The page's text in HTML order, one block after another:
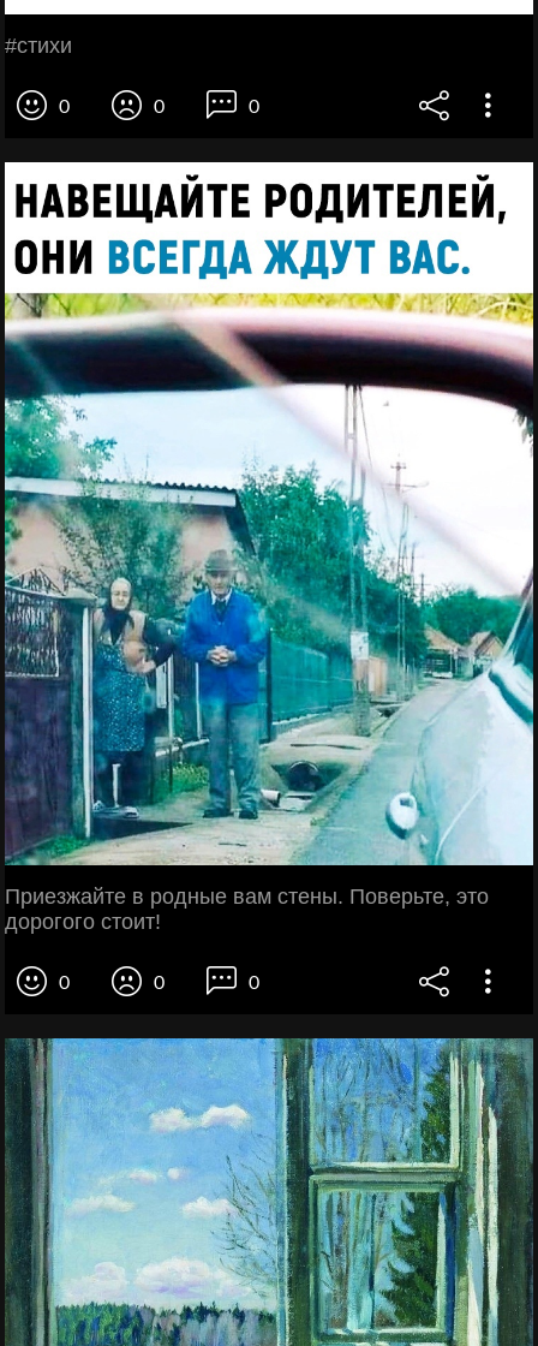
#стихи
0 0 0
Приезжайте в родные вам стены. Поверьте, это
дорогого стоит!
0 0 0